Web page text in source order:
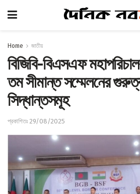
Home জাতীয়
বিজিবি-বিএসএফ
তম সীমান্ত সম্মেলনের
সিদ্ধান্তসমূহ
প্রকাশিতঃ 29/08/2025